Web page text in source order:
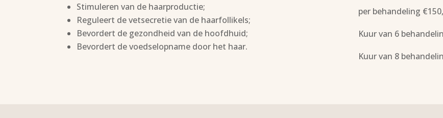
Stimuleren van de haarproductie;
Reguleert de vetsecretie van de haarfollikels;
Bevordert de gezondheid van de hoofdhuid;
Bevordert de voedselopname door het haar.
per behandeling
Kuur van 6
Kuur van 8